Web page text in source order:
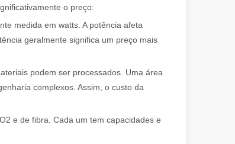
o preço:
medida em watts. A potência afeta
geralmente significa um preço mais
podem ser processados. Uma área
complexos. Assim, o custo da
e de fibra. Cada um tem capacidades e